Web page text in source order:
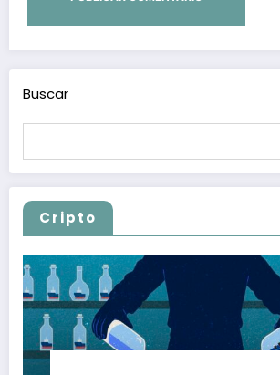
Buscar
Cripto